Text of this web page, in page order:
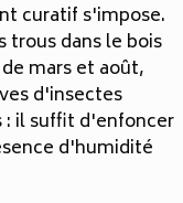
curatif s'impose.
trous dans le bois
mars et août,
d'insectes
: il suffit d'enfoncer
d'humidité